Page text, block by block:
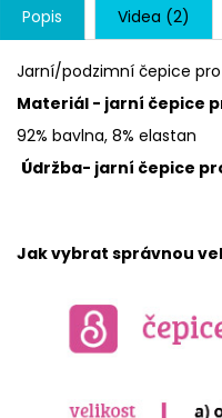
Popis Videa (2)
Jarní/podzimní čepice
Materiál - jarní čepice
92% bavlna, 8% elastan
Údržba- jarní čepice
Jak vybrat správnou